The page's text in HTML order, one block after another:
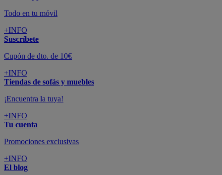
Todo en tu móvil
+INFO
Suscríbete
Cupón de dto. de 10€
+INFO
Tiendas de sofás y muebles
¡Encuentra la tuya!
+INFO
Tu cuenta
Promociones exclusivas
+INFO
El blog